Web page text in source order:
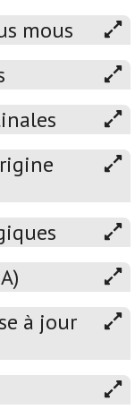
mous
à jour